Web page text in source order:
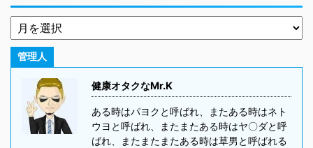
管理人
健康オタクなMr.K
ある時はパヨクと呼ばれ、またある時はネト
ウヨと呼ばれ、またまたある時はヤ〇ダと呼
ばれ、またまたまたある時は草男と呼ばれる